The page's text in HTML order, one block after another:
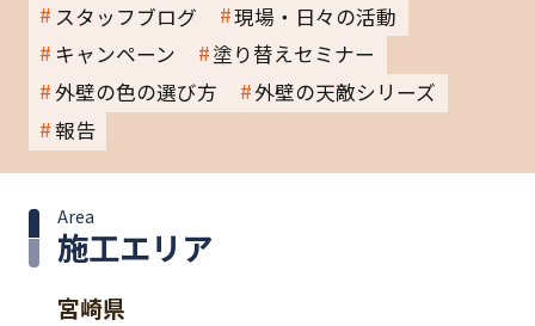
スタッフブログ
現場・日々の活動
キャンペーン
塗り替えセミナー
外壁の色の選び方
外壁の天敵シリーズ
報告
施工エリア
Area
宮崎県